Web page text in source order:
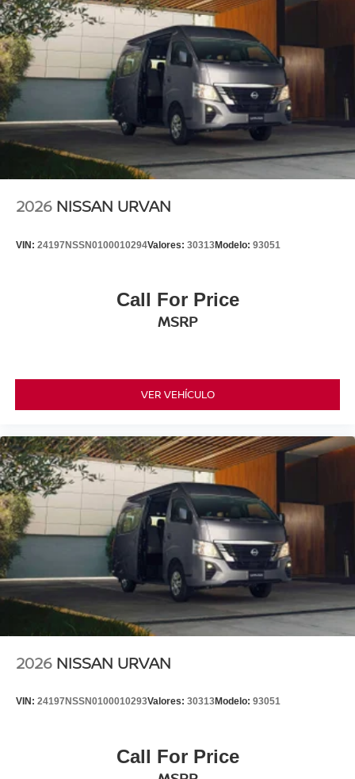
2026 NISSAN URVAN
VIN: 24197NSSN0100010294Valores: 30313Modelo: 93051
Call For Price
MSRP
VER VEHÍCULO
2026 NISSAN URVAN
VIN: 24197NSSN0100010293Valores: 30313Modelo: 93051
Call For Price